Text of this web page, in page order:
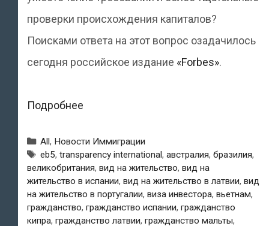
проверки происхождения капиталов?
Поисками ответа на этот вопрос озадачилось
сегодня российское издание «Forbes».
Подробнее
обмен
на
инвестиции:
россиянам
Рубрики
All, Новости Иммиграции
Метки
eb5,transparency international,австралия,бразилия,
великобритания, вид на жительство, вид на
жительство в испании, вид на жительство в латвии, вид
на жительство в португалии, виза инвестора, вьетнам,
гражданство, гражданство испании, гражданство
кипра, гражданство латвии, гражданство мальты,